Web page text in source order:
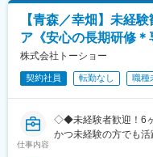
・入社2週間～1カ月
す。「会話のコツ」
キルを習得します。
・入社1カ月以降 ：
ンに訪問します。
売者資格を取得して
おり、研修を含めて
【青森／幸畑】未経
ア《安心の長期研修＊
株式会社トーショー
契約社員 転勤なし 職種
仕事内容
◇◆未経験者歓迎！6
かつ未経験の方でも